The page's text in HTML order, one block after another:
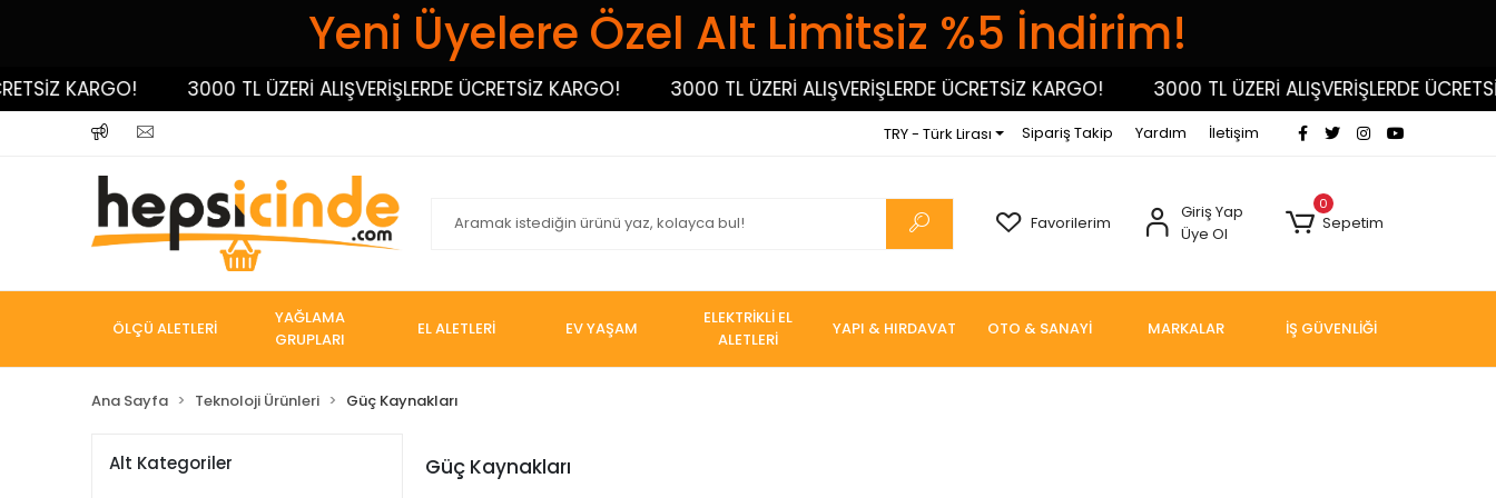
Yeni Üyelere Özel Alt Limitsiz %5 İndirim!
KARGO! 3000 TL ÜZERİ ALIŞVERİŞLERDE ÜCRETSİZ KARGO! 3000 TL ÜZERİ ALIŞVERİŞLERDE ÜCRETSİZ KARGO! 3000 TL ÜZERİ ALIŞVERİŞLERDE
TRY - Türk Lirası Sipariş Takip Yardım İletişim
Favorilerim
Giriş Yap
Üye Ol
0
Sepetim
ÖLÇÜ ALETLERİ
YAĞLAMA
GRUPLARI
EL ALETLERİ EV YAŞAM
ELEKTRİKLİ EL
ALETLERİ
YAPI & HIRDAVAT OTO & SANAYİ MARKALAR İŞ GÜVENLİĞİ
Ana Sayfa Teknoloji Ürünleri Güç Kaynakları
Alt Kategoriler Güç Kaynakları